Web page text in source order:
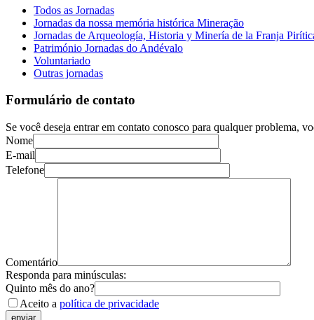
Todos as Jornadas
Jornadas da nossa memória histórica Mineração
Jornadas de Arqueología, Historia y Minería de la Franja
Património Jornadas do Andévalo
Voluntariado
Outras jornadas
Formulário de contato
Se você deseja entrar em contato conosco para qualquer problema,
Nome
E-mail
Telefone
Comentário
Responda para minúsculas:
Quinto mês do ano?
Aceito a política de privacidade